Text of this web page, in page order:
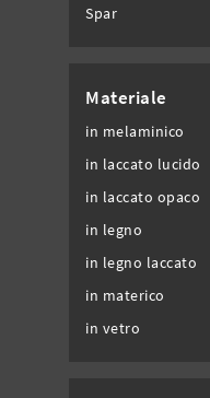
Spar
Materiale
in melaminico
in laccato lucido
in laccato opaco
in legno
in legno laccato
in materico
in vetro